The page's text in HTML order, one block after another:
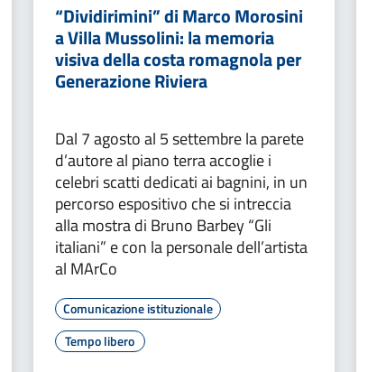
“Dividirimini” di Marco Morosini
a Villa Mussolini: la memoria
visiva della costa romagnola per
Generazione Riviera
Dal 7 agosto al 5 settembre la parete
d’autore al piano terra accoglie i
celebri scatti dedicati ai bagnini, in un
percorso espositivo che si intreccia
alla mostra di Bruno Barbey “Gli
italiani” e con la personale dell’artista
al MArCo
Comunicazione istituzionale
Tempo libero